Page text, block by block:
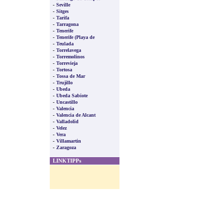
- Seville
- Sitges
- Tarifa
- Tarragona
- Tenerife
- Tenerife (Playa de
- Teulada
- Torrelavega
- Torremolinos
- Torrevieja
- Tortosa
- Tossa de Mar
- Trujillo
- Ubeda
- Ubeda Sabiote
- Uncastillo
- Valencia
- Valencia de Alcant
- Valladolid
- Velez
- Vera
- Villamartin
- Zaragoza
LINKTIPPs